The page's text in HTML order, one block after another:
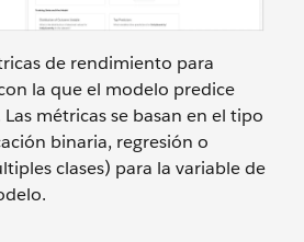
de rendimiento para
la que el modelo predice
métricas se basan en el tipo
binaria, regresión o
clases) para la variable de